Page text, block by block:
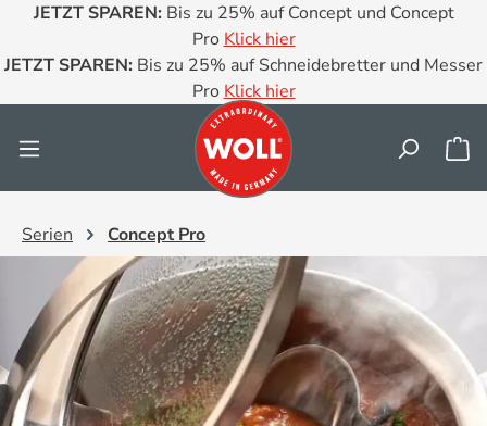
Zum Hauptinhalt springen
JETZT SPAREN: Bis zu 25% auf Concept und Concept
Pro Klick hier
JETZT SPAREN: Bis zu 25% auf Schneidebretter und Messer
Pro Klick hier
Serien Concept Pro